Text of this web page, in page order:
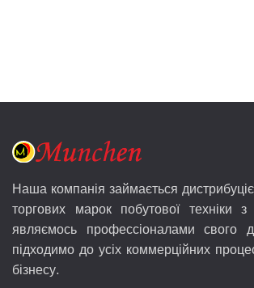
Наша компанія займається
торгових марок побутової техніки
являємось профессіоналами свого
підходимо до усіх коммерційних
бізнесу.